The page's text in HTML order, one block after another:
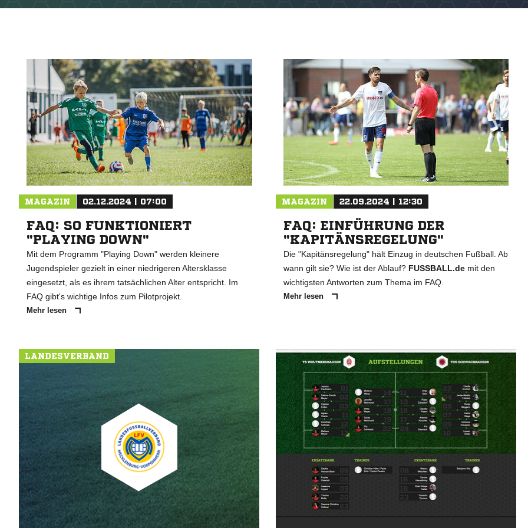
NACHRICHT
MAGAZIN 02.12.2024 | 07:00
FAQ: SO FUNKTIONIERT
"PLAYING DOWN"
Mit dem Programm "Playing Down" werden kleinere
Jugendspieler gezielt in einer niedrigeren Altersklasse
eingesetzt, als es ihrem tatsächlichen Alter entspricht. Im
FAQ gibt's wichtige Infos zum Pilotprojekt.
Mehr lesen
MAGAZIN 22.09.2024 | 12:30
FAQ: EINFÜHRUNG DER
"KAPITÄNSREGELUNG"
Die "Kapitänsregelung" hält Einzug in deutschen Fußball. Ab
wann gilt sie? Wie ist der Ablauf? FUSSBALL.demit den
wichtigsten Antworten zum Thema im FAQ.
Mehr lesen
LANDESVERBAND